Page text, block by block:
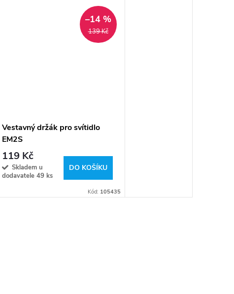
139 Kč
–14 %
Vestavný držák pro svítidlo
EM2S
119 Kč
Skladem u
dodavatele 49 ks
DO KOŠÍKU
Kód: 105435